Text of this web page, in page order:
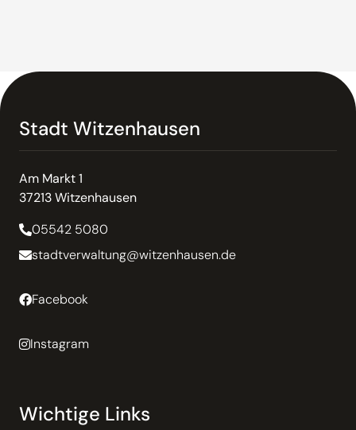
Stadt Witzenhausen
Am Markt 1
37213 Witzenhausen
05542 5080
stadtverwaltung@witzenhausen.de
Facebook
Instagram
Wichtige Links